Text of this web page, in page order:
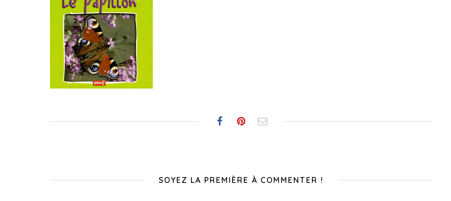
SOYEZ LA PREMIÈRE À COMMENTER !